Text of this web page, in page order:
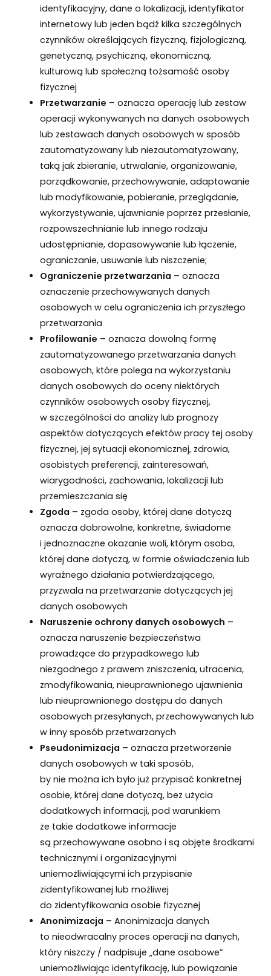
identyfikacyjny, dane o lokalizacji, identyfikator
internetowy lub jeden bądź kilka szczególnych
czynników określających fizyczną, fizjologiczną,
genetyczną, psychiczną, ekonomiczną,
kulturową lub społeczną tożsamość osoby
fizycznej
Przetwarzanie – oznacza operację lub zestaw
operacji wykonywanych na danych osobowych
lub zestawach danych osobowych w sposób
zautomatyzowany lub niezautomatyzowany,
taką jak zbieranie, utrwalanie, organizowanie,
porządkowanie, przechowywanie, adaptowanie
lub modyfikowanie, pobieranie, przeglądanie,
wykorzystywanie, ujawnianie poprzez przesłanie,
rozpowszechnianie lub innego rodzaju
udostępnianie, dopasowywanie lub łączenie,
ograniczanie, usuwanie lub niszczenie;
Ograniczenie przetwarzania – oznacza
oznaczenie przechowywanych danych
osobowych w celu ograniczenia ich przyszłego
przetwarzania
Profilowanie – oznacza dowolną formę
zautomatyzowanego przetwarzania danych
osobowych, które polega na wykorzystaniu
danych osobowych do oceny niektórych
czynników osobowych osoby fizycznej,
w szczególności do analizy lub prognozy
aspektów dotyczących efektów pracy tej osoby
fizycznej, jej sytuacji ekonomicznej, zdrowia,
osobistych preferencji, zainteresowań,
wiarygodności, zachowania, lokalizacji lub
przemieszczania się
Zgoda – zgoda osoby, której dane dotyczą
oznacza dobrowolne, konkretne, świadome
i jednoznaczne okazanie woli, którym osoba,
której dane dotyczą, w formie oświadczenia lub
wyraźnego działania potwierdzającego,
przyzwala na przetwarzanie dotyczących jej
danych osobowych
Naruszenie ochrony danych osobowych –
oznacza naruszenie bezpieczeństwa
prowadzące do przypadkowego lub
niezgodnego z prawem zniszczenia, utracenia,
zmodyfikowania, nieuprawnionego ujawnienia
lub nieuprawnionego dostępu do danych
osobowych przesyłanych, przechowywanych lub
w inny sposób przetwarzanych
Pseudonimizacja – oznacza przetworzenie
danych osobowych w taki sposób,
by nie można ich było już przypisać konkretnej
osobie, której dane dotyczą, bez użycia
dodatkowych informacji, pod warunkiem
że takie dodatkowe informacje
są przechowywane osobno i są objęte środkami
technicznymi i organizacyjnymi
uniemożliwiającymi ich przypisanie
zidentyfikowanej lub możliwej
do zidentyfikowania osobie fizycznej
Anonimizacja – Anonimizacja danych
to nieodwracalny proces operacji na danych,
który niszczy / nadpisuje „dane osobowe”
uniemożliwiając identyfikację, lub powiązanie